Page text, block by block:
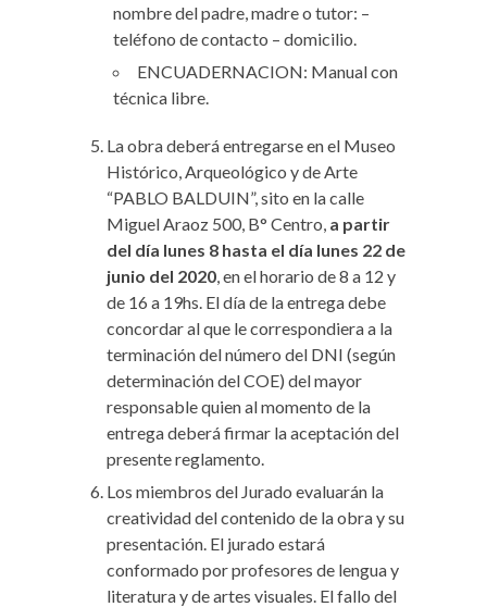
nombre del padre, madre o tutor: –
teléfono de contacto – domicilio.
ENCUADERNACION: Manual con
técnica libre.
La obra deberá entregarse en el Museo
Histórico, Arqueológico y de Arte
“PABLO BALDUIN”, sito en la calle
Miguel Araoz 500, B° Centro, a partir
del día lunes 8 hasta el día lunes 22 de
junio del 2020 , en el horario de 8 a 12 y
de 16 a 19hs. El día de la entrega debe
concordar al que le correspondiera a la
terminación del número del DNI (según
determinación del COE) del mayor
responsable quien al momento de la
entrega deberá firmar la aceptación del
presente reglamento.
Los miembros del Jurado evaluarán la
creatividad del contenido de la obra y su
presentación. El jurado estará
conformado por profesores de lengua y
literatura y de artes visuales. El fallo del